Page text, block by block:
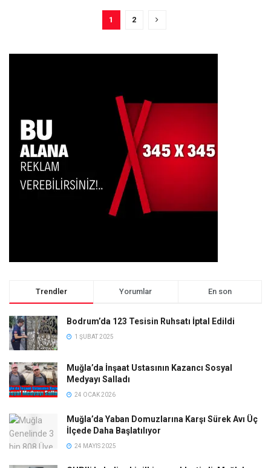
1 2
Trendler Yorumlar En son
Bodrum’da 123 Tesisin Ruhsatı İptal Edildi
1 ŞUBAT 2025
Muğla’da İnşaat Ustasının Kazancı Sosyal
Medyayı Salladı
24 OCAK 2026
Muğla’da Yaban Domuzlarına Karşı Sürek Avı Üç
İlçede Daha Başlatılıyor
24 MAYIS 2025